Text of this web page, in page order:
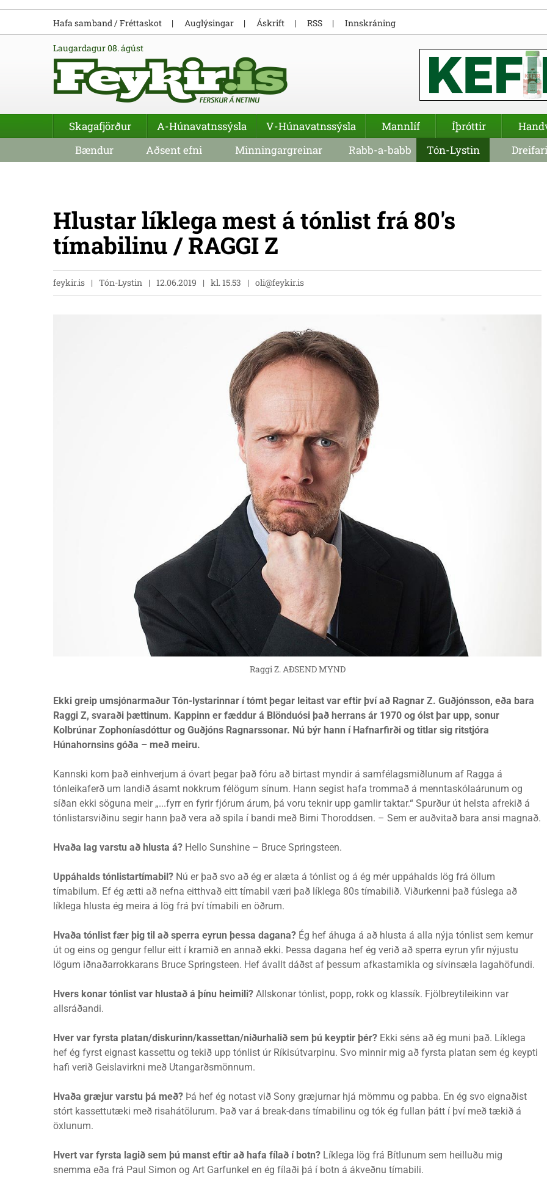
laugardagur 08. ágúst
Hlustar líklega mest á tónlist frá 80's
tímabilinu / RAGGI Z
feykir.is Tón-Lystin 12.06.2019 kl. 15.53 oli@feykir.is
Raggi Z. AÐSEND MYND
Ekki greip umsjónarmaður Tón-lystarinnar í tómt þegar leitast var eftir því að Ragnar Z. Guðjónsson, eða bara
Raggi Z, svaraði þættinum. Kappinn er fæddur á Blönduósi það herrans ár 1970 og ólst þar upp, sonur
Kolbrúnar Zophoníasdóttur og Guðjóns Ragnarssonar. Nú býr hann í Hafnarfirði og titlar sig ritstjóra
Húnahornsins góða – með meiru.
Kannski kom það einhverjum á óvart þegar það fóru að birtast myndir á samfélagsmiðlunum af Ragga á
tónleikaferð um landið ásamt nokkrum félögum sínum. Hann segist hafa trommað á menntaskólaárunum og
síðan ekki söguna meir „...fyrr en fyrir fjórum árum, þá voru teknir upp gamlir taktar.“ Spurður út helsta afrekið á
tónlistarsviðinu segir hann það vera að spila í bandi með Birni Thoroddsen. – Sem er auðvitað bara ansi magnað.
Hvaða lag varstu að hlusta á? Hello Sunshine – Bruce Springsteen.
Uppáhalds tónlistartímabil? Nú er það svo að ég er alæta á tónlist og á ég mér uppáhalds lög frá öllum
tímabilum. Ef ég ætti að nefna eitthvað eitt tímabil væri það líklega 80s tímabilið. Viðurkenni það fúslega að
líklega hlusta ég meira á lög frá því tímabili en öðrum.
Hvaða tónlist fær þig til að sperra eyrun þessa dagana? Ég hef áhuga á að hlusta á alla nýja tónlist sem kemur
út og eins og gengur fellur eitt í kramið en annað ekki. Þessa dagana hef ég verið að sperra eyrun yfir nýjustu
lögum iðnaðarrokkarans Bruce Springsteen. Hef ávallt dáðst af þessum afkastamikla og sívinsæla lagahöfundi.
Hvers konar tónlist var hlustað á þínu heimili? Allskonar tónlist, popp, rokk og klassík. Fjölbreytileikinn var
allsráðandi.
Hver var fyrsta platan/diskurinn/kassettan/niðurhalið sem þú keyptir þér? Ekki séns að ég muni það. Líklega
hef ég fyrst eignast kassettu og tekið upp tónlist úr Ríkisútvarpinu. Svo minnir mig að fyrsta platan sem ég keypti
hafi verið Geislavirkni með Utangarðsmönnum.
Hvaða græjur varstu þá með? Þá hef ég notast við Sony græjurnar hjá mömmu og pabba. En ég svo eignaðist
stórt kassettutæki með risahátölurum. Það var á break-dans tímabilinu og tók ég fullan þátt í því með tækið á
öxlunum.
Hvert var fyrsta lagið sem þú manst eftir að hafa fílað í botn? Líklega lög frá Bítlunum sem heilluðu mig
snemma eða frá Paul Simon og Art Garfunkel en ég fílaði þá í botn á ákveðnu tímabili.
Hafa samband / Fréttaskot Auglýsingar Áskrift RSS Innskráning
Skagafjörður A-Húnavatnssýsla V-Húnavatnssýsla Mannlíf Íþróttir
Bændur
Aðsent efni Minningargreinar Rabb-a-babb Tón-Lystin